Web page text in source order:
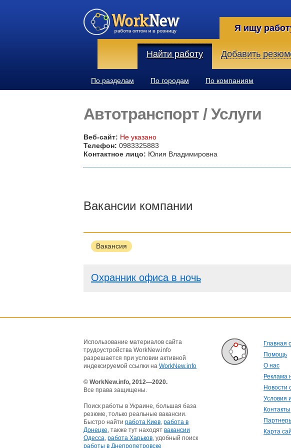
Я ищу
Найти работу Добавить
По разделам По городам По компаниям
Автотранспорт / Услуги
Веб-сайт: Не указано
Телефон: 0983325883
Контактное лицо: Юлия Владимировна
Вакансии компании
Вакансия
Охранник офиса в ночь
Использование материалов сайта
трудоустройства WorkNew.info
разрешается при условии активной
индексируемой ссылки на WorkNew.info
© WorkNew.info, 2012—2020.
Все права защищены.
Поиск работы в Украине, большая база
резюме, только реальные вакансии.
Быстро найти работа Киев, работа в
Донецке, также тут находят вакансии
Одесса, работа Харьков, удобный поиск
работы в Днепропетровске
Главная
Помощь
О нас
Реклама
Новости
Условия
Контакты
Карта